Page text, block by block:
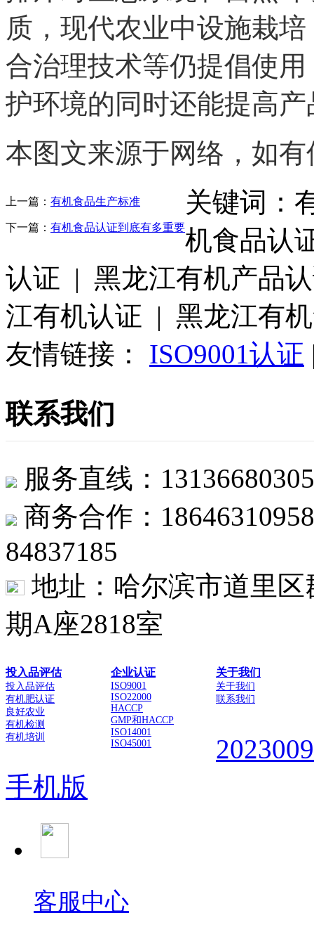
质，现代农业中设施栽
合治理技术等仍提倡使
护环境的同时还能提高
本图文来源于网络，如
上一篇： 有机食品生产标准
下一篇： 有机食品认证到底有多重要
关键词：
机食品认
认证 | 黑龙江有机产品
江有机认证 | 黑龙江有
友情链接： ISO9001认证
联系我们
服务直线：
商务合作：
84837185
地址：哈尔滨市道里
期A座2818室
投入品评估
投入品评估
有机肥认证
良好农业
有机检测
有机培训
企业认证
ISO9001
ISO22000
HACCP
GMP和HACCP
ISO14001
ISO45001
关于我们
关于我们
联系我们
手机版
客服中心